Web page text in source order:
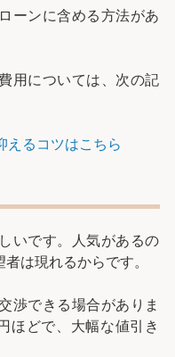
ーンに含める方法があ
用については、次の記
えるコツはこちら
いです。人気があるの
は現れるからです。
渉できる場合がありま
ほどで、大幅な値引き